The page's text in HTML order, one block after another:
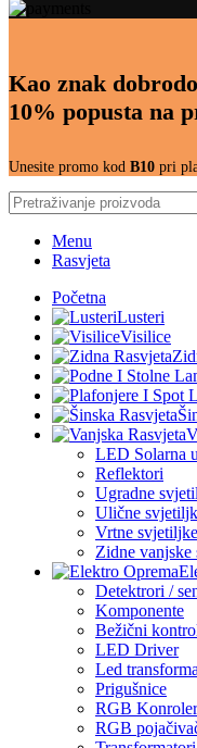
Kao znak
10% popusta na
Unesite promo kod B10 pri
Menu
Rasvjeta
Početna
Lusteri
Visilice
LED Solarna
Reflektori
Ugradne
Ulične
Vrtne svjetiljke
Zidne
Detektrori /
Komponente
Bežični
LED Driver
Led
Prigušnice
RGB Konroler
RGB